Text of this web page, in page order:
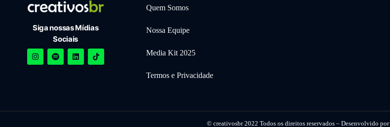
Siga nossas Mídias
Sociais
Quem Somos
Nossa Equipe
Media Kit 2025
Termos e Privacidade
© creativosbr 2022 Todos os direitos reservados – Desenvolvido por